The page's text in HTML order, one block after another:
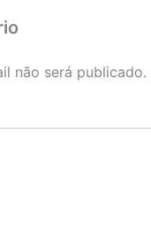
não será publicado.